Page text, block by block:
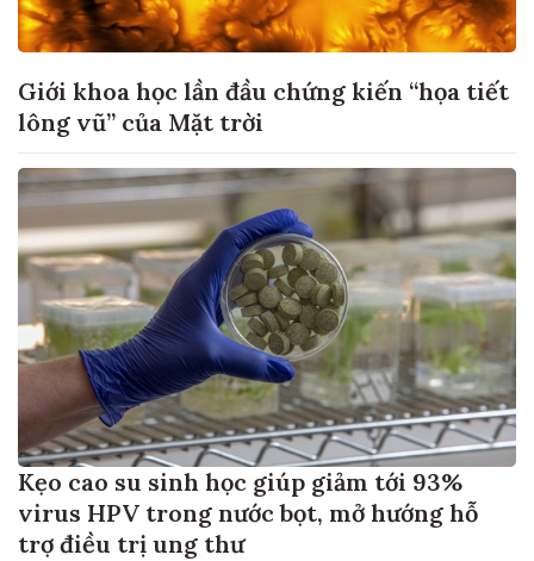
Giới khoa học lần đầu chứng kiến “họa tiết
lông vũ” của Mặt trời
Kẹo cao su sinh học giúp giảm tới 93%
virus HPV trong nước bọt, mở hướng hỗ
trợ điều trị ung thư